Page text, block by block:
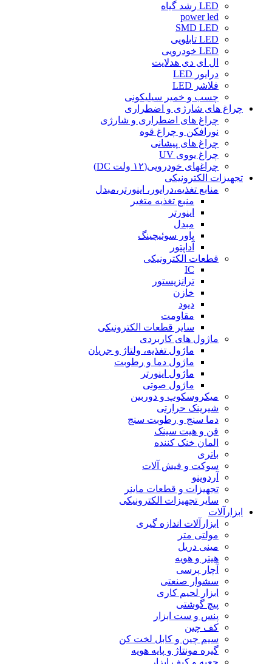
LED رشد گیاه
power led
SMD LED
LED تابلویی
LED خودرویی
ال ای دی هدلایت
درایور LED
فلاشر LED
چسب و خمیر سیلیکونی
چراغ های شارژی و اضطراری
چراغ های اضطراری و شارژی
نورافکن و چراغ قوه
چراغ های پیشانی
چراغ یووی UV
چراغهای خودرویی(۱۲ ولت DC)
تجهیزات الکترونیکی
منابع تغذیه،درایور، اینورتر،مبدل
منبع تغذیه متغیر
اینورتر
مبدل
پاور سوئیچینگ
آداپتور
قطعات الکترونیکی
IC
ترانزیستور
خازن
دیود
مقاومت
سایر قطعات الکترونیکی
ماژول های کاربردی
ماژول تغذیه، ولتاژ و جریان
ماژول دما و رطوبت
ماژول اینورتر
ماژول صوتی
میکروسکوپ و دوربین
شیرینک حرارتی
دما سنج و رطوبت سنج
فن و هیت سینک
المان خنک کننده
باتری
سوکت و فیش آلات
آردوینو
تجهیزات و قطعات ماینر
سایر تجهیزات الکترونیکی
ابزارآلات
ابزارآلات اندازه گیری
مولتی متر
مینی دریل
هیتر و هویه
آچار پرسی
سشوار صنعتی
ابزار لحیم کاری
پیچ گوشتی
پنس و ست ابزار
کف چین
سیم چین و کابل لخت کن
گیره مونتاژ و پایه هویه
جعبه و کیف ابزار